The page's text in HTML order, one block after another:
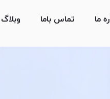
ما تماس باما وبلاگ